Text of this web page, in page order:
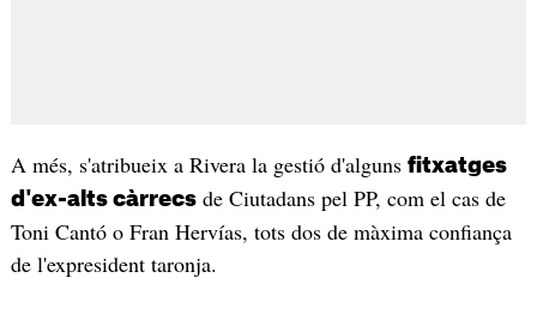
A més, s'atribueix a Rivera la gestió d'alguns fitxatges
d'ex-alts càrrecsde Ciutadans pel PP, com el cas de
Toni Cantó o Fran Hervías, tots dos de màxima confiança
de l'expresident taronja.